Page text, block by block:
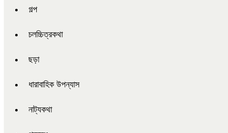
গল্প
চলচ্চিত্রকথা
ছড়া
ধারাবাহিক উপন্যাস
নাট্যকথা